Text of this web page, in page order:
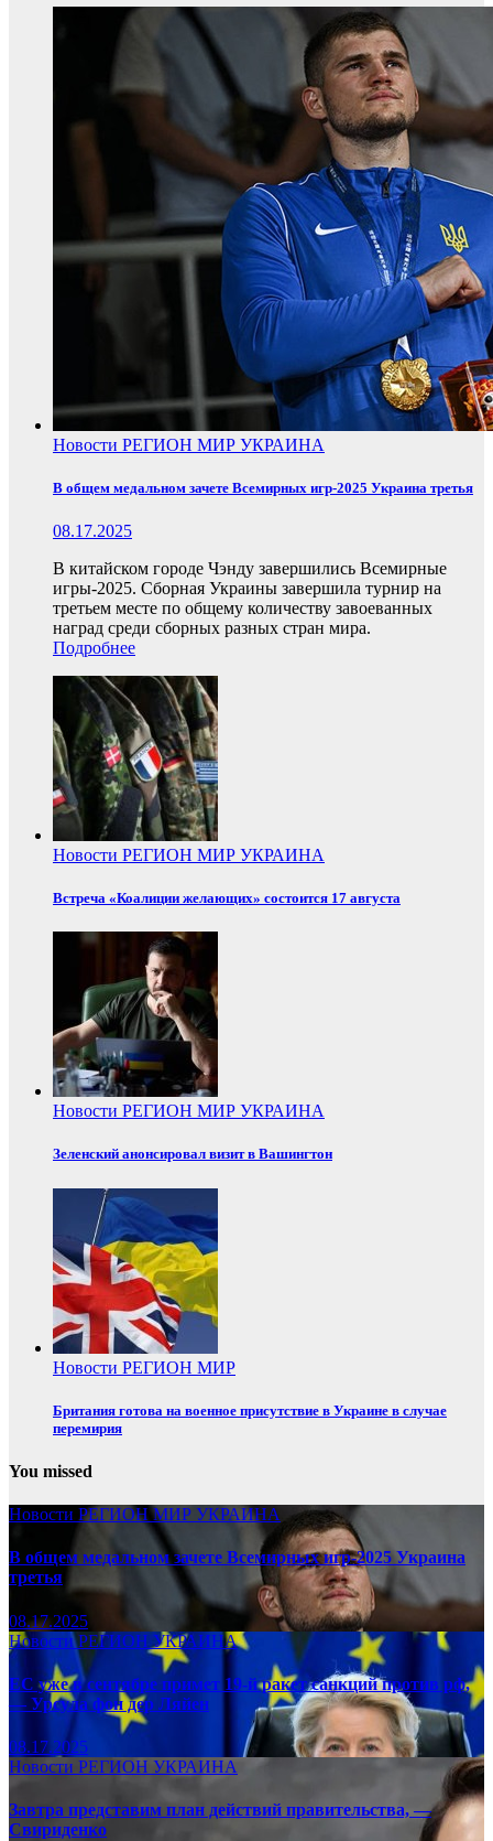
Новости РЕГИОН МИР УКРАИНА
В общем медальном зачете Всемирных игр-2025 Украина третья
08.17.2025
В китайском городе Чэнду завершились Всемирные
игры-2025. Сборная Украины завершила турнир на
третьем месте по общему количеству завоеванных
наград среди сборных разных стран мира.
Подробнее
Новости РЕГИОН МИР УКРАИНА
Встреча «Коалиции желающих» состоится 17 августа
Новости РЕГИОН МИР УКРАИНА
Зеленский анонсировал визит в Вашингтон
Новости РЕГИОН МИР
Британия готова на военное присутствие в Украине в случае
перемирия
You missed
Новости РЕГИОНМИР УКРАИНА
В общем медальном зачете Всемирных игр-2025 Украина
третья
08.17.2025
НовостиРЕГИОНУКРАИНА
ЕС уже в сентябре примет 19-й ракет санкций против рф,
— Урсула фон дер Ляйен
08.17.2025
Новости РЕГИОН УКРАИНА
Завтра представим план действий правительства, —
Свириденко